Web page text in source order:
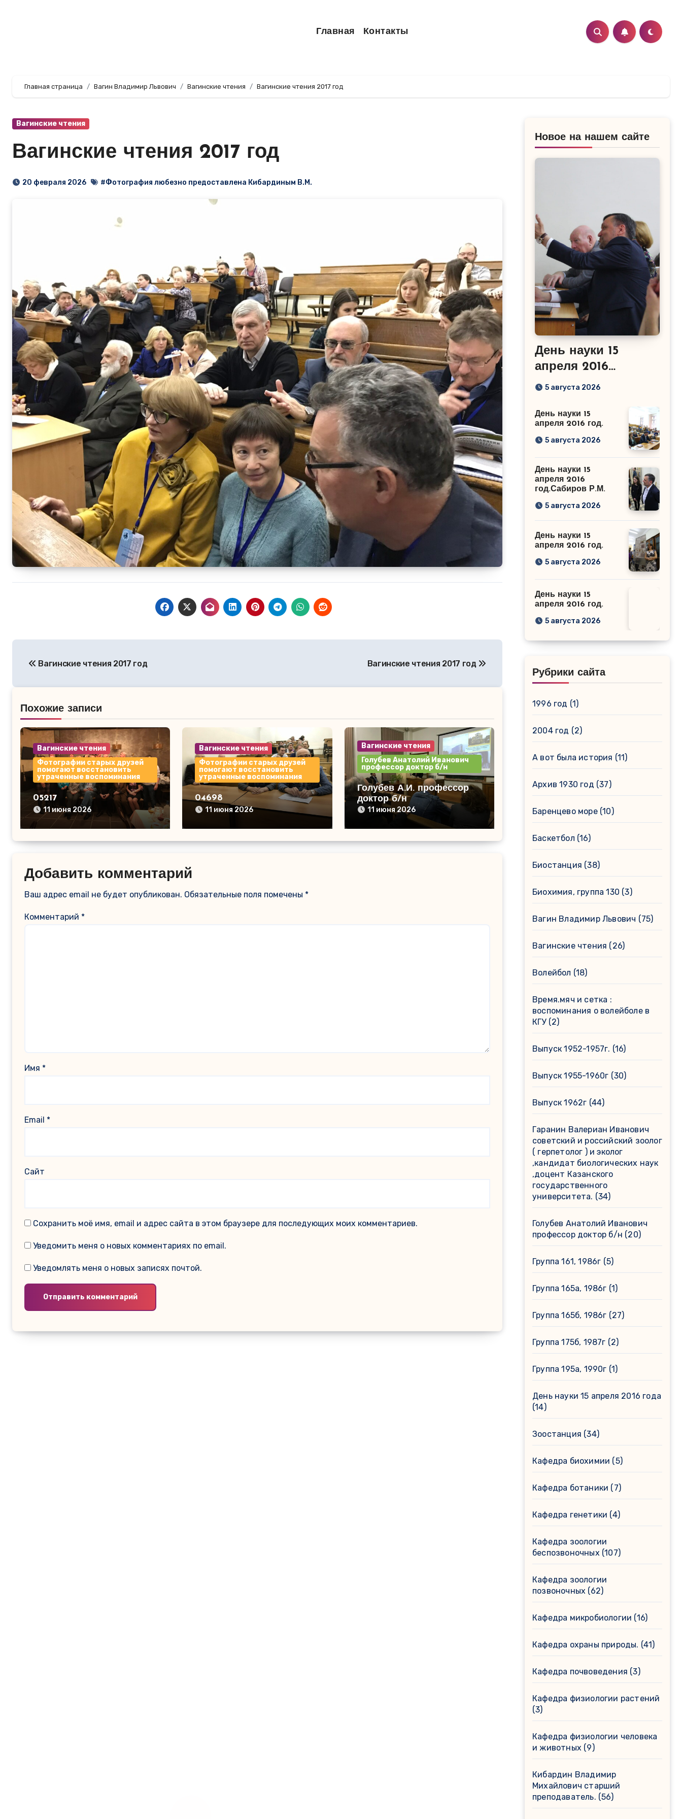
Главная Контакты
Главная страница Вагин Владимир Львович Вагинские чтения Вагинские чтения 2017 год
Вагинские чтения
Вагинские чтения 2017 год
20 февраля 2026 #Фотография любезно предоставлена Кибардиным В.М.
по
записям
Вагинские чтения 2017 год Вагинские чтения 2017 год
Похожие записи
Вагинские чтения
Фотографии старых друзей
помогают восстановить
утраченные воспоминания
05217
11 июня 2026
Вагинские чтения
Фотографии старых друзей
помогают восстановить
утраченные воспоминания
04698
11 июня 2026
Вагинские чтения
Голубев Анатолий Иванович
профессор доктор б/н
Голубев А.И. профессор
доктор б/н
11 июня 2026
Добавить комментарий
Ваш адрес email не будет опубликован. Обязательные поля помечены *
Комментарий *
Имя *
Email *
Сайт
Сохранить моё имя, email и адрес сайта в этом браузере для последующих моих комментариев.
Уведомить меня о новых комментариях по email.
Уведомлять меня о новых записях почтой.
Новое на нашем сайте
День науки 15
апреля 2016
год.Сабиров Р.М.
5 августа 2026
День науки 15
апреля 2016 год.
5 августа 2026
День науки 15
апреля 2016
год.Сабиров Р.М.
5 августа 2026
День науки 15
апреля 2016 год.
5 августа 2026
День науки 15
апреля 2016 год.
5 августа 2026
Рубрики сайта
1996 год (1)
2004 год (2)
А вот была история (11)
Архив 1930 год (37)
Баренцево море(10)
Баскетбол (16)
Биостанция (38)
Биохимия, группа 130 (3)
Вагин Владимир Львович (75)
Вагинские чтения (26)
Волейбол (18)
Время.мяч и сетка :
воспоминания о волейболе в
КГУ(2)
Выпуск 1952-1957г. (16)
Выпуск 1955-1960г (30)
Выпуск 1962г (44)
Гаранин Валериан Иванович
советский и российский зоолог
( герпетолог ) и эколог
,кандидат биологических наук
,доцент Казанского
государственного
университета. (34)
Голубев Анатолий Иванович
профессор доктор б/н (20)
Группа 161, 1986г (5)
Группа 165а, 1986г (1)
Группа 165б, 1986г (27)
Группа 175б, 1987г (2)
Группа 195а, 1990г (1)
День науки 15 апреля 2016 года
(14)
Зоостанция (34)
Кафедра биохимии (5)
Кафедра ботаники (7)
Кафедра генетики (4)
Кафедра зоологии
беспозвоночных (107)
Кафедра зоологии
позвоночных (62)
Кафедра микробиологии (16)
Кафедра охраны природы. (41)
Кафедра почвоведения (3)
Кафедра физиологии растений
(3)
Кафедра физиологии человека
и животных (9)
Кибардин Владимир
Михайлович старший
преподаватель. (56)